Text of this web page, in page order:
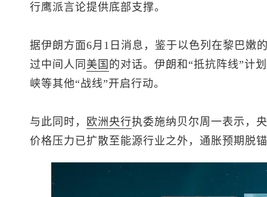
行鹰派言论提供底部支撑。
据伊朗方面6月1日消息，鉴于以色列在黎巴嫩
过中间人同 美国 的对话。伊朗和“抵抗阵线”计
峡等其他“战线”开启行动。
与此同时， 欧洲央行执委施纳贝尔周一表示，
价格压力已扩散至能源行业之外，通胀预期脱